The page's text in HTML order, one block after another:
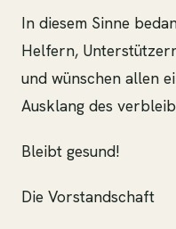
In diesem Sinne
Helfern,
und wünschen allen
Ausklang des
Bleibt gesund!
Die Vorstandschaft